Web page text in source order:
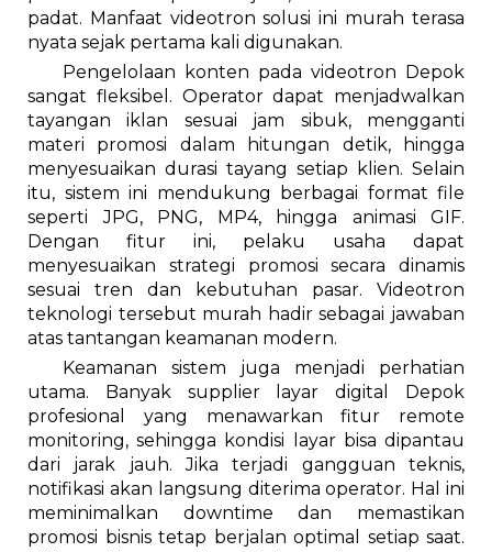
padat. Manfaat videotron solusi ini murah terasa
nyata sejak pertama kali digunakan.
Pengelolaan konten pada videotron Depok
sangat fleksibel. Operator dapat menjadwalkan
tayangan iklan sesuai jam sibuk, mengganti
materi promosi dalam hitungan detik, hingga
menyesuaikan durasi tayang setiap klien. Selain
itu, sistem ini mendukung berbagai format file
seperti JPG, PNG, MP4, hingga animasi GIF.
Dengan fitur ini, pelaku usaha dapat
menyesuaikan strategi promosi secara dinamis
sesuai tren dan kebutuhan pasar. Videotron
teknologi tersebut murah hadir sebagai jawaban
atas tantangan keamanan modern.
Keamanan sistem juga menjadi perhatian
utama. Banyak supplier layar digital Depok
profesional yang menawarkan fitur remote
monitoring, sehingga kondisi layar bisa dipantau
dari jarak jauh. Jika terjadi gangguan teknis,
notifikasi akan langsung diterima operator. Hal ini
meminimalkan downtime dan memastikan
promosi bisnis tetap berjalan optimal setiap saat.